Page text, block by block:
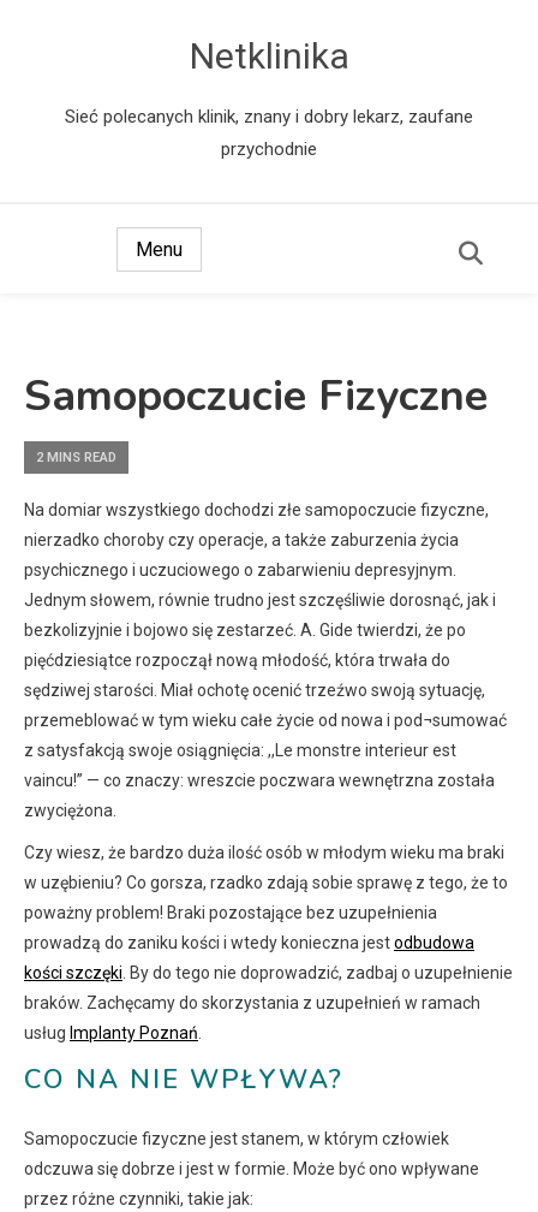
Netklinika
Sieć polecanych klinik, znany i dobry lekarz, zaufane
przychodnie
Menu
Samopoczucie Fizyczne
2 MINS READ
Na domiar wszystkiego dochodzi złe samopoczucie fizyczne,
nierzadko choroby czy operacje, a także zaburzenia życia
psychicznego i uczuciowego o zabarwieniu depresyjnym.
Jednym słowem, równie trudno jest szczęśliwie dorosnąć, jak i
bezkolizyjnie i bojowo się zestarzeć. A. Gide twierdzi, że po
pięćdziesiątce rozpoczął nową młodość, która trwała do
sędziwej starości. Miał ochotę ocenić trzeźwo swoją sytuację,
przemeblować w tym wieku całe życie od nowa i pod¬sumować
z satysfakcją swoje osiągnięcia: ,,Le monstre interieur est
vaincu!” — co znaczy: wreszcie poczwara wewnętrzna została
zwyciężona.
Czy wiesz, że bardzo duża ilość osób w młodym wieku ma braki
w uzębieniu? Co gorsza, rzadko zdają sobie sprawę z tego, że to
poważny problem! Braki pozostające bez uzupełnienia
prowadzą do zaniku kości i wtedy konieczna jestodbudowa
kości szczęki . By do tego nie doprowadzić, zadbaj o uzupełnienie
braków. Zachęcamy do skorzystania z uzupełnień w ramach
usług Implanty Poznań
CO NA NIE WPŁYWA?
Samopoczucie fizyczne jest stanem, w którym człowiek
odczuwa się dobrze i jest w formie. Może być ono wpływane
przez różne czynniki, takie jak: